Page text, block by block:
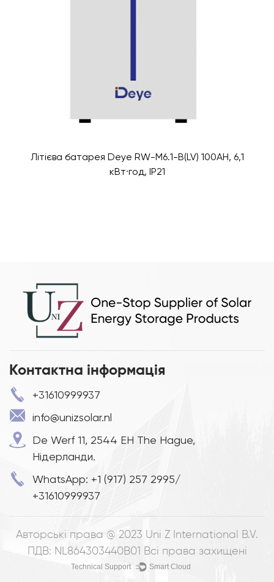
Літієва батарея Deye RW-M6.1-B(LV) 100AH, 6,1
кВт·год, IP21
Контактна інформація
+31610999937
info@unizsolar.nl
De Werf 11, 2544 EH The Hague,
Нідерланди.
WhatsApp: +1 (917) 257 2995/
+31610999937
Авторські права @ 2023 Uni Z International B.V.
ПДВ: NL864303440B01
Всі права захищені
Technical Support ： Smart Cloud